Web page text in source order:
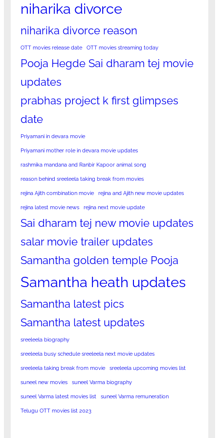
niharika divorce
niharika divorce reason
OTT movies release date OTT movies streaming today
Pooja Hegde Sai dharam tej movie
updates
prabhas project k first glimpses
date
Priyamani in devara movie
Priyamani mother role in devara movie updates
rashmika mandana and Ranbir Kapoor animal song
reason behind sreeleela taking break from movies
rejina Ajith combination movie rejina and Ajith new movie updates
rejina latest movie news rejina next movie update
Sai dharam tej new movie updates
salar movie trailer updates
Samantha golden temple Pooja
Samantha heath updates
Samantha latest pics
Samantha latest updates
sreeleela biography
sreeleela busy schedule sreeleela next movie updates
sreeleela taking break from movie sreeleela upcoming movies list
suneel new movies suneel Varma biography
suneel Varma latest movies list suneel Varma remuneration
Telugu OTT movies list 2023